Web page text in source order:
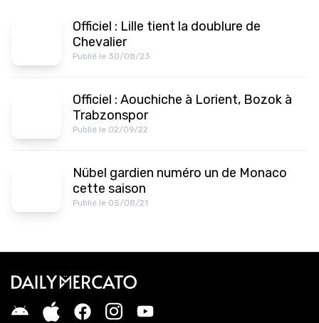
Officiel : Lille tient la doublure de
Chevalier
Publié le 30/08/23
Officiel : Aouchiche à Lorient, Bozok à
Trabzonspor
Publié le 02/09/22
Nübel gardien numéro un de Monaco
cette saison
Publié le 05/08/21